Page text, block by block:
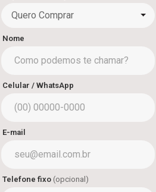
Quero Comprar
Nome
Celular / WhatsApp
E-mail
Telefone fixo (opcional)